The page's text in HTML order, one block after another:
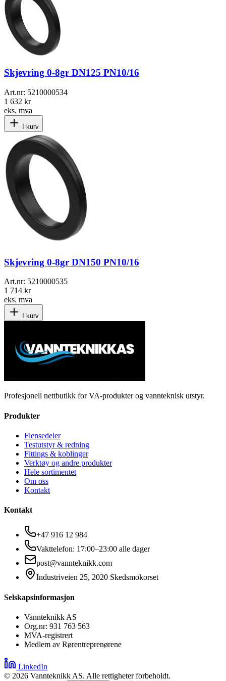
Skjevring 0-8gr DN125 PN10/16
Art.nr: 5210000534
1 632 kr
eks. mva
I kurv
Skjevring 0-8gr DN150 PN10/16
Art.nr: 5210000535
1 714 kr
eks. mva
I kurv
Profesjonell nettbutikk for VA-produkter og vannteknisk utstyr.
Produkter
Flensedeler
Testutstyr & redning
Fittings & koblinger
Verktøy og andre produkter
Hele sortimentet
Om oss
Kontakt
Kontakt
+47 916 12 984
Vakttelefon: 17:00–23:00 alle dager
post@vannteknikk.com
Industriveien 25, 2020 Skedsmokorset
Selskapsinformasjon
Vannteknikk AS
Org.nr: 931 763 563
MVA-registrert
Medlem av Rørentreprenørene
LinkedIn
© 2026 Vannteknikk AS. Alle rettigheter forbeholdt.